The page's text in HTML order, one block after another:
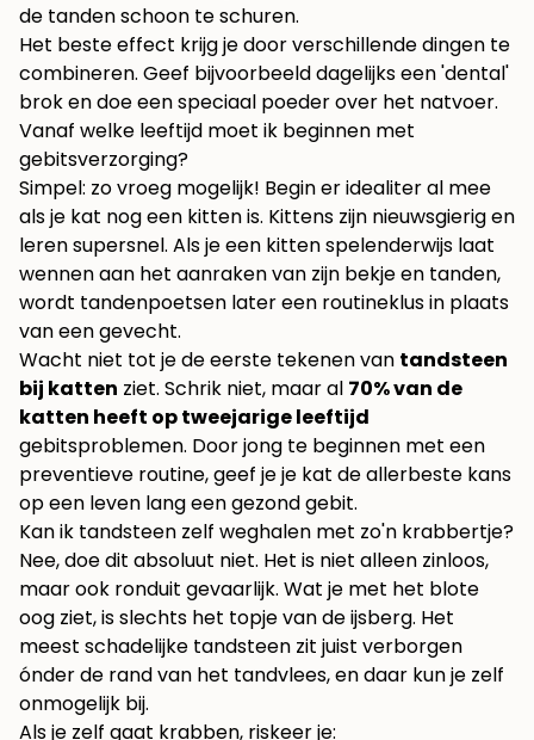
de tanden schoon te schuren.
Het beste effect krijg je door verschillende dingen te
combineren. Geef bijvoorbeeld dagelijks een 'dental'
brok en doe een speciaal poeder over het natvoer.
Vanaf welke leeftijd moet ik beginnen met
gebitsverzorging?
Simpel: zo vroeg mogelijk! Begin er idealiter al mee
als je kat nog een kitten is. Kittens zijn nieuwsgierig en
leren supersnel. Als je een kitten spelenderwijs laat
wennen aan het aanraken van zijn bekje en tanden,
wordt tandenpoetsen later een routineklus in plaats
van een gevecht.
Wacht niet tot je de eerste tekenen van tandsteen
bij katten ziet. Schrik niet, maar al 70% van de
katten heeft op tweejarige leeftijd
gebitsproblemen. Door jong te beginnen met een
preventieve routine, geef je je kat de allerbeste kans
op een leven lang een gezond gebit.
Kan ik tandsteen zelf weghalen met zo'n krabbertje?
Nee, doe dit absoluut niet. Het is niet alleen zinloos,
maar ook ronduit gevaarlijk. Wat je met het blote
oog ziet, is slechts het topje van de ijsberg. Het
meest schadelijke tandsteen zit juist verborgen
ónder de rand van het tandvlees, en daar kun je zelf
onmogelijk bij.
Als je zelf gaat krabben, riskeer je: